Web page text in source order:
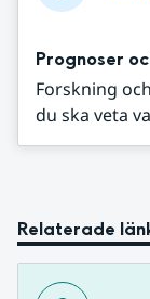
Prognoser
Forskning
du ska veta
Relaterade